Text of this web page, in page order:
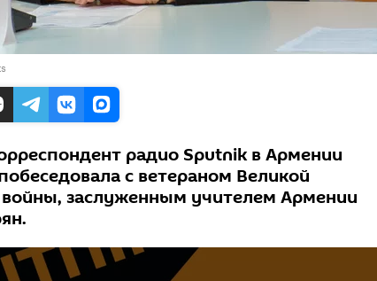
радио Sputnik в Армении
с ветераном Великой
войны, заслуженным учителем Армении